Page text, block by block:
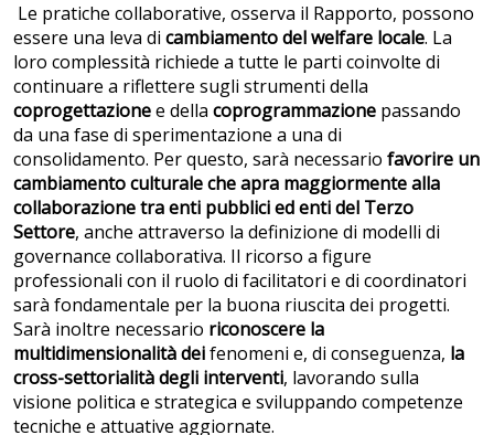
Le pratiche collaborative, osserva il Rapporto, possono
essere una leva di cambiamento del welfare locale. La
loro complessità richiede a tutte le parti coinvolte di
continuare a riflettere sugli strumenti della
coprogettazionee della coprogrammazione passando
da una fase di sperimentazione a una di
consolidamento. Per questo, sarà necessario favorire un
cambiamento culturale che apra maggiormente alla
collaborazione tra enti pubblici ed enti del Terzo
Settore, anche attraverso la definizione di modelli di
governance collaborativa. Il ricorso a figure
professionali con il ruolo di facilitatori e di coordinatori
sarà fondamentale per la buona riuscita dei progetti.
Sarà inoltre necessario riconoscere la
multidimensionalità deifenomeni e, di conseguenza, la
cross-settorialità degli interventi, lavorando sulla
visione politica e strategica e sviluppando competenze
tecniche e attuative aggiornate.